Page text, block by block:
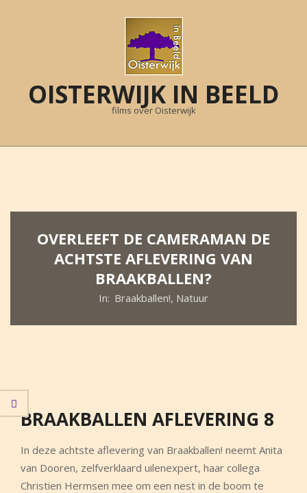
OISTERWIJK IN BEELD
films over Oisterwijk
Primary
OVERLEEFT DE CAMERAMAN DE
ACHTSTE AFLEVERING VAN
BRAAKBALLEN?
In: Braakballen!, Natuur
BRAAKBALLEN AFLEVERING 8
In deze achtste aflevering van Braakballen! neemt Anita
van Dooren, zelfverklaard uilenexpert, haar collega
Christien Hermsen mee om een nest in de boom te